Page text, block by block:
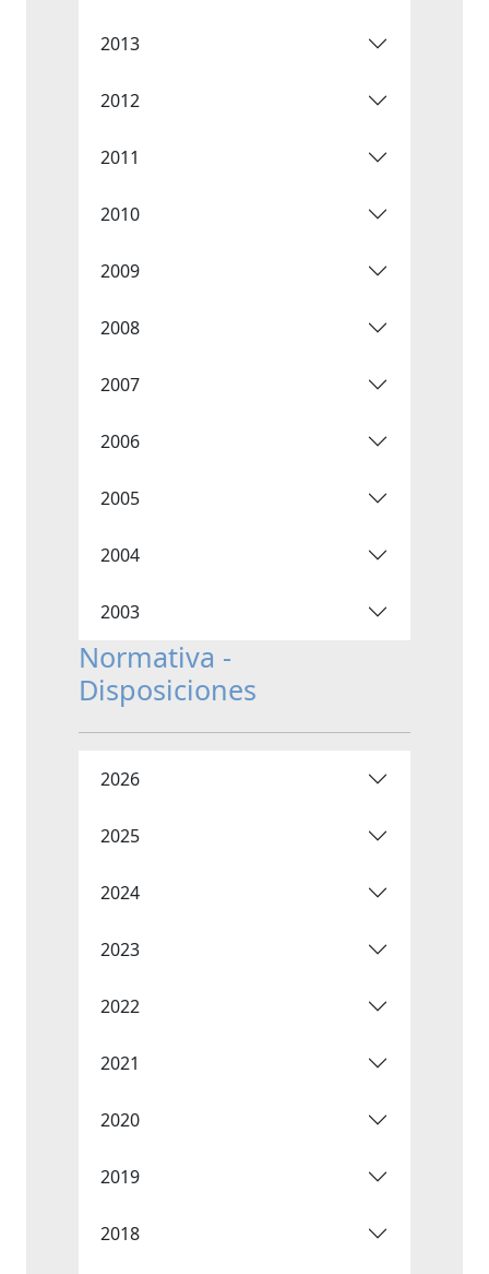
2013
2012
2011
2010
2009
2008
2007
2006
2005
2004
2003
Normativa -
Disposiciones
2026
2025
2024
2023
2022
2021
2020
2019
2018